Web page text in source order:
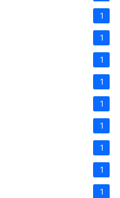
1
1
1
1
1
1
1
1
1